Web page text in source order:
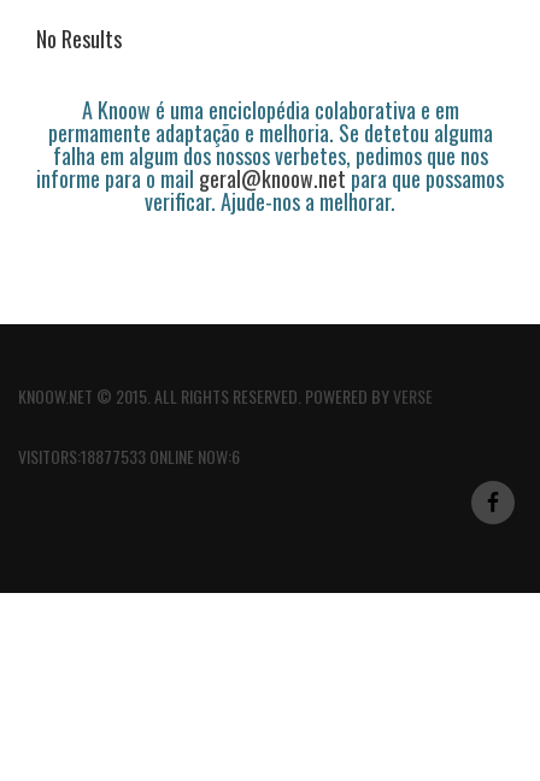
No Results
A Knoow é uma enciclopédia colaborativa e em
permamente adaptação e melhoria. Se detetou alguma
falha em algum dos nossos verbetes, pedimos que nos
informe para o mail geral@knoow.netpara que possamos
verificar. Ajude-nos a melhorar.
KNOOW.NET © 2015. ALL RIGHTS RESERVED. POWERED BYVERSE
VISITORS:18877533 ONLINE NOW:6